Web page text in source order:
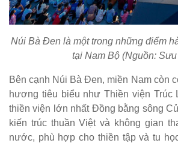
Núi Bà Đen là một trong những điểm
tạiNam Bộ (Nguồn: Sưu
Bên cạnh Núi Bà Đen, miền Nam còn
hương tiêu biểu như Thiền viện Trúc
thiền viện lớn nhất Đồng bằng sông
kiến trúc thuần Việt và không gian
nước, phù hợp cho thiền tập và tu